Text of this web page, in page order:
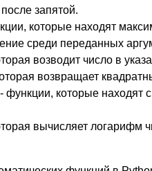
запятой.
которые находят
среди переданных
возводит число в
возвращает
- функции, которые находят
вычисляет логарифм